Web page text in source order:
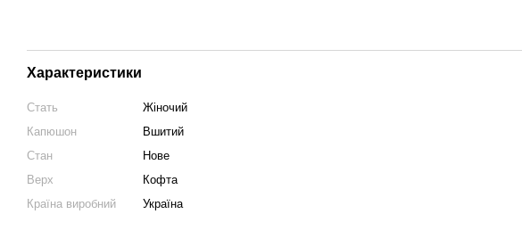
Характеристики
Стать
Жіночий
Капюшон
Вшитий
Стан
Нове
Верх
Кофта
Країна виробний
Україна